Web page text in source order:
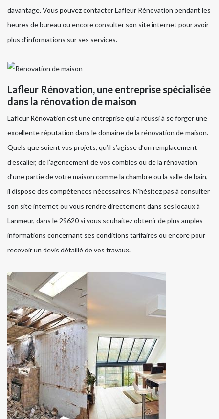
davantage. Vous pouvez contacter Lafleur Rénovation pendant les
heures de bureau ou encore consulter son site internet pour avoir
plus d’informations sur ses services.
Lafleur Rénovation, une entreprise spécialisée
dans la rénovation de maison
Lafleur Rénovation est une entreprise qui a réussi à se forger une
excellente réputation dans le domaine de la rénovation de maison.
Quels que soient vos projets, qu’il s’agisse d’un remplacement
d’escalier, de l’agencement de vos combles ou de la rénovation
d’une partie de votre maison comme la chambre ou la salle de bain,
il dispose des compétences nécessaires. N’hésitez pas à consulter
son site internet ou vous rendre directement dans ses locaux à
Lanmeur, dans le 29620 si vous souhaitez obtenir de plus amples
informations concernant ses conditions tarifaires ou encore pour
recevoir un devis détaillé de vos travaux.